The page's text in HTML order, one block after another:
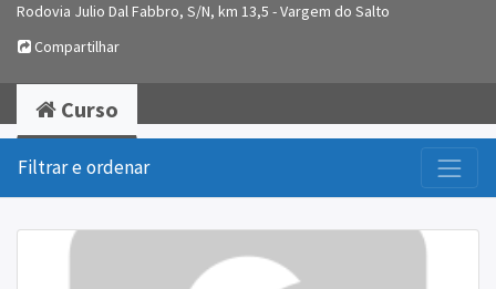
Rodovia Julio Dal Fabbro, S/N, km 13,5 - Vargem do Salto
Compartilhar
Curso
Filtrar e ordenar